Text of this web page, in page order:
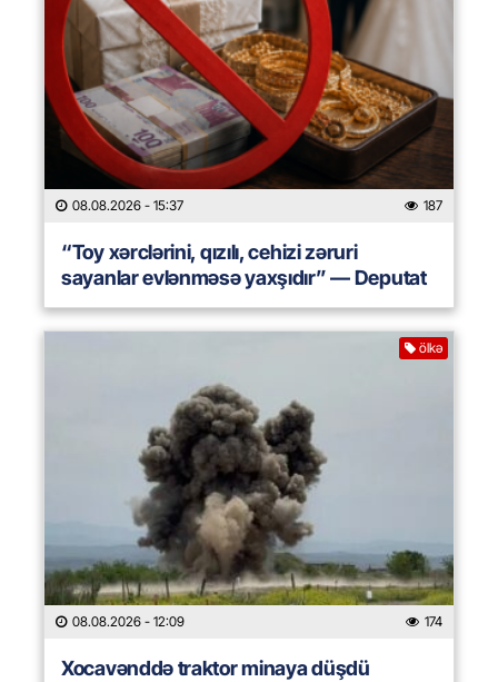
08.08.2026 - 15:37 187
“Toy xərclərini, qızılı, cehizi zəruri
sayanlar evlənməsə yaxşıdır” — Deputat
ölkə
08.08.2026 - 12:09 174
Xocavənddə traktor minaya düşdü